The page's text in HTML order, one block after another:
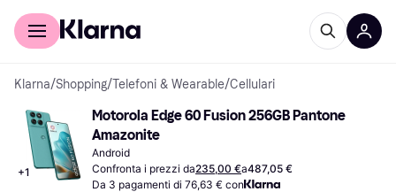
Per il tuo shopping
Klarna/Shopping/Telefoni & Wearable/Cellulari
+1
Motorola Edge 60 Fusion 256GB Pantone
Amazonite
Android
Confronta i prezzi da235,00 €a487,05 €
Da 3 pagamenti di 76,63 € con